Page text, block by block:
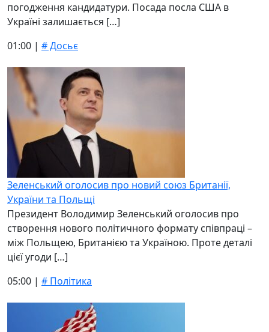
погодження кандидатури. Посада посла США в
Україні залишається […]
01:00 | # Досьє
Зеленський оголосив про новий союз Британії,
України та Польщі
Президент Володимир Зеленський оголосив про
створення нового політичного формату співпраці –
між Польщею, Британією та Україною. Проте деталі
цієї угоди […]
05:00 | # Політика